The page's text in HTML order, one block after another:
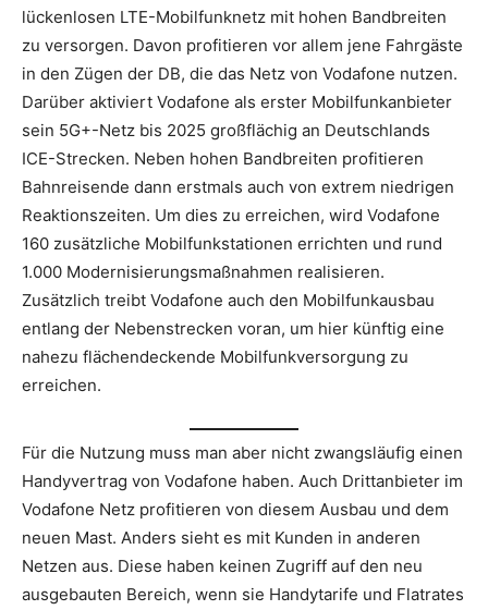
lückenlosen LTE-Mobilfunknetz mit hohen Bandbreiten
zu versorgen. Davon profitieren vor allem jene Fahrgäste
in den Zügen der DB, die das Netz von Vodafone nutzen.
Darüber aktiviert Vodafone als erster Mobilfunkanbieter
sein 5G+-Netz bis 2025 großflächig an Deutschlands
ICE-Strecken. Neben hohen Bandbreiten profitieren
Bahnreisende dann erstmals auch von extrem niedrigen
Reaktionszeiten. Um dies zu erreichen, wird Vodafone
160 zusätzliche Mobilfunkstationen errichten und rund
1.000 Modernisierungsmaßnahmen realisieren.
Zusätzlich treibt Vodafone auch den Mobilfunkausbau
entlang der Nebenstrecken voran, um hier künftig eine
nahezu flächendeckende Mobilfunkversorgung zu
erreichen.
Für die Nutzung muss man aber nicht zwangsläufig einen
Handyvertrag von Vodafone haben. Auch Drittanbieter im
Vodafone Netz profitieren von diesem Ausbau und dem
neuen Mast. Anders sieht es mit Kunden in anderen
Netzen aus. Diese haben keinen Zugriff auf den neu
ausgebauten Bereich, wenn sie Handytarife und Flatrates